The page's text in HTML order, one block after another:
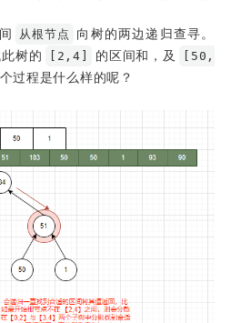
从根节点
向树的两边递归查寻。
树的
[2,4] 的区间和，及
[50,
过程是什么样的呢？